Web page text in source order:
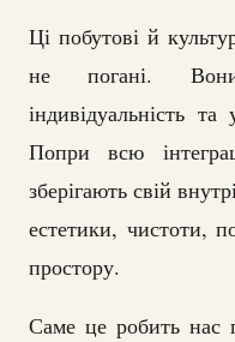
Ці побутові й
не погані.
індивідуальність
Попри всю
зберігають свій
естетики, чистоти,
простору.
Саме це робить нас